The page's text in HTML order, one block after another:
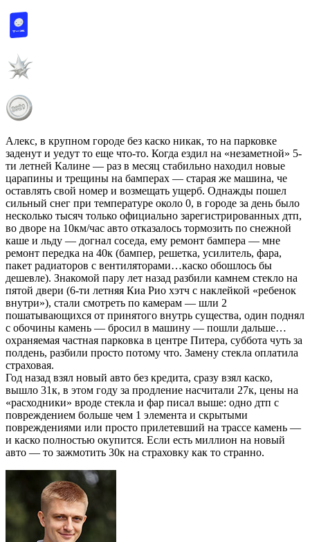
Алекс, в крупном городе без каско никак, то на парковке
заденут и уедут то еще что-то. Когда ездил на «незаметной» 5-
ти летней Калине — раз в месяц стабильно находил новые
царапины и трещины на бамперах — старая же машина, че
оставлять свой номер и возмещать ущерб. Однажды пошел
сильный снег при температуре около 0, в городе за день было
несколько тысяч только официально зарегистрированных дтп,
во дворе на 10км/час авто отказалось тормозить по снежной
каше и льду — догнал соседа, ему ремонт бампера — мне
ремонт передка на 40к (бампер, решетка, усилитель, фара,
пакет радиаторов с вентиляторами…каско обошлось бы
дешевле). Знакомой пару лет назад разбили камнем стекло на
пятой двери (6-ти летняя Киа Рио хэтч с наклейкой «ребенок
внутри»), стали смотреть по камерам — шли 2
пошатывающихся от принятого внутрь существа, один поднял
с обочины камень — бросил в машину — пошли дальше…
охраняемая частная парковка в центре Питера, суббота чуть за
полдень, разбили просто потому что. Замену стекла оплатила
страховая.
Год назад взял новый авто без кредита, сразу взял каско,
вышло 31к, в этом году за продление насчитали 27к, цены на
«расходники» вроде стекла и фар писал выше: одно дтп с
повреждением больше чем 1 элемента и скрытыми
повреждениями или просто прилетевший на трассе камень —
и каско полностью окупится. Если есть миллион на новый
авто — то зажмотить 30к на страховку как то странно.